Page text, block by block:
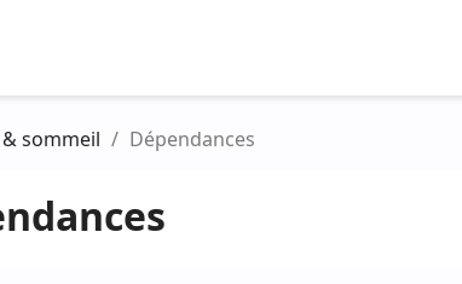
sommeil Dépendances